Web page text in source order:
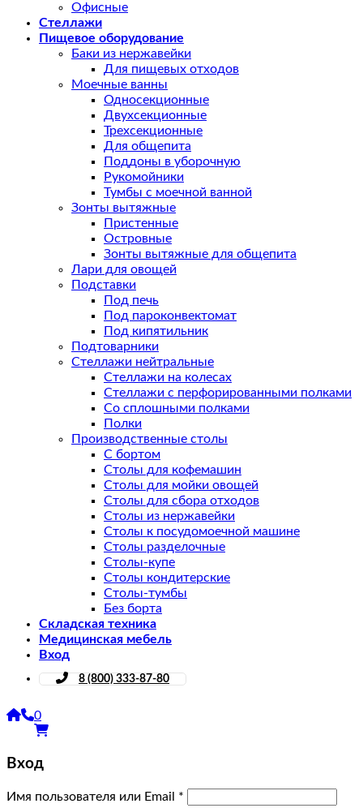
Офисные
Стеллажи
Пищевое оборудование
Баки из нержавейки
Для пищевых отходов
Моечные ванны
Односекционные
Двухсекционные
Трехсекционные
Для общепита
Поддоны в уборочную
Рукомойники
Тумбы с моечной ванной
Зонты вытяжные
Пристенные
Островные
Зонты вытяжные для общепита
Лари для овощей
Подставки
Под печь
Под пароконвектомат
Под кипятильник
Подтоварники
Стеллажи нейтральные
Стеллажи на колесах
Стеллажи с перфорированными полками
Со сплошными полками
Полки
Производственные столы
С бортом
Столы для кофемашин
Столы для мойки овощей
Столы для сбора отходов
Столы из нержавейки
Столы к посудомоечной машине
Столы разделочные
Столы-купе
Столы кондитерские
Столы-тумбы
Без борта
Складская техника
Медицинская мебель
Вход
8 (800) 333-87-80
0
Вход
Имя пользователя или Email *